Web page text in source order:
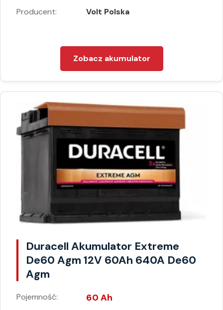
Producent: Volt Polska
Zobacz akumulator
Duracell Akumulator Extreme
De60 Agm 12V 60Ah 640A De60
Agm
Pojemność: 60 Ah